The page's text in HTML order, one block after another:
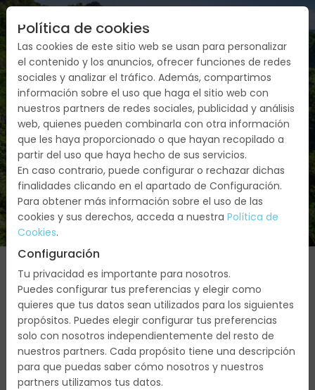
FILIPINAS
Política de cookies
Las cookies de este sitio web se usan para personalizar
el contenido y los anuncios, ofrecer funciones de redes
sociales y analizar el tráfico. Además, compartimos
información sobre el uso que haga el sitio web con
nuestros partners de redes sociales, publicidad y análisis
web, quienes pueden combinarla con otra información
que les haya proporcionado o que hayan recopilado a
partir del uso que haya hecho de sus servicios.
En caso contrario, puede configurar o rechazar dichas
finalidades clicando en el apartado de Configuración.
Para obtener más información sobre el uso de las
cookies y sus derechos, acceda a nuestra Política de
Cookies.
Configuración
Tu privacidad es importante para nosotros.
Puedes configurar tus preferencias y elegir como
quieres que tus datos sean utilizados para los siguientes
propósitos. Puedes elegir configurar tus preferencias
solo con nosotros independientemente del resto de
nuestros partners. Cada propósito tiene una descripción
para que puedas saber cómo nosotros y nuestros
partners utilizamos tus datos.